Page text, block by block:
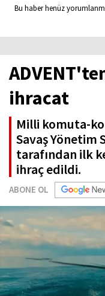
Bu haber henüz
ihracat
Milli komuta-
Savaş Yönetim
tarafından ilk
ihraç edildi.
ABONE OL